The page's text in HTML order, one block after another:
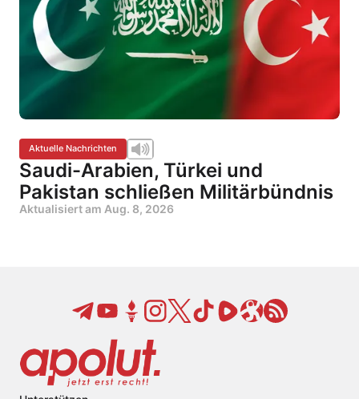
Aktuelle Nachrichten
Saudi-Arabien, Türkei und
Pakistan schließen Militärbündnis
Aktualisiert am Aug. 8, 2026